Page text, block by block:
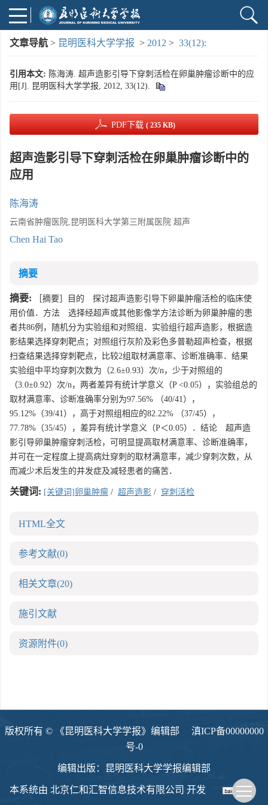
文章导航 > 昆明医科大学学报 > 2012 > 33(12):
引用本文: 陈海涛. 超声造影引导下穿刺活检在卵巢肿瘤诊断中的应
用[J]. 昆明医科大学学报, 2012, 33(12).
PDF下载 ( 235 KB)
超声造影引导下穿刺活检在卵巢肿瘤诊断中的
应用
陈海涛
云南省肿瘤医院,昆明医科大学第三附属医院 超声
Chen Hai Tao
摘要
摘要: ［摘要］目的 探讨超声造影引导下卵巢肿瘤活检的临床使
用价值．方法 选择经超声或其他影像学方法诊断为卵巢肿瘤的患
者共86例，随机分为实验组和对照组．实验组行超声造影，根据造
影结果选择穿刺靶点；对照组行灰阶及彩色多普勒超声检查，根据
扫查结果选择穿刺靶点，比较2组取材满意率、诊断准确率．结果
实验组中平均穿刺次数为（2.6±0.93）次/n，少于对照组的
（3.0±0.92）次/n，两者差异有统计学意义（P <0.05），实验组总的
取材满意率、诊断准确率分别为97.56% （40/41），
95.12%（39/41），高于对照组相应的82.22% （37/45），
77.78%（35/45），差异有统计学意义（P＜0.05）．结论 超声造
影引导卵巢肿瘤穿刺活检，可明显提高取材满意率、诊断准确率，
并可在一定程度上提高病灶穿刺的取材满意率，减少穿刺次数，从
而减少术后发生的并发症及减轻患者的痛苦．
关键词: [关键词]卵巢肿瘤 / 超声造影 / 穿刺活检
HTML全文
参考文献(0)
相关文章(20)
施引文献
资源附件(0)
版权所有 © 《昆明医科大学学报》编辑部 滇ICP备00000000
号-0
编辑出版：昆明医科大学学报编辑部
本系统由 北京仁和汇智信息技术有限公司 开发